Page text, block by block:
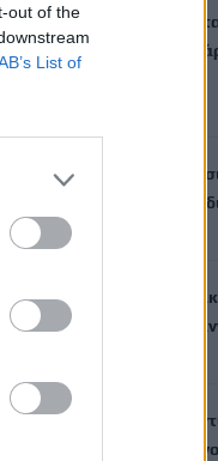
out of the
List of
Κρίση στη
στην Ιταλία για
Πώς να μη σας
προτείνουν οι
Ελένη
με τον Φώτη
ΗΠΑ: 15χρονος
σκότωσε